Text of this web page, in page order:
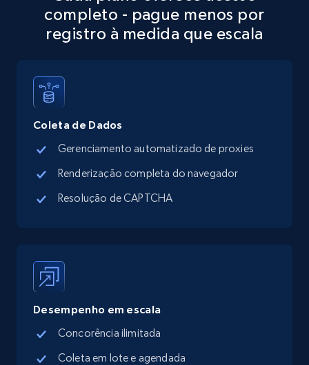
completo - pague menos por
registro à medida que escala
Coleta de Dados
Gerenciamento automatizado de proxies
Renderização completa do navegador
Resolução de CAPTCHA
Desempenho em escala
Concorência ilimitada
Coleta em lote e agendada